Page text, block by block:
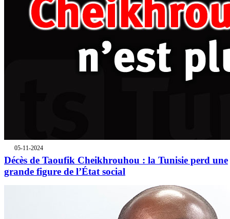
05-11-2024
Décès de Taoufik Cheikhrouhou : la Tunisie perd une
grande figure de l’État social